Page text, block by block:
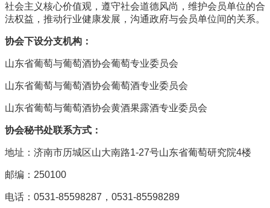
社会主义核心价值观，遵守社会道德风尚，维护会员单位的合
法权益，推动行业健康发展，沟通政府与会员单位间的关系。
协会下设分支机构：
山东省葡萄与葡萄酒协会葡萄专业委员会
山东省葡萄与葡萄酒协会葡萄酒专业委员会
山东省葡萄与葡萄酒协会黄酒果露酒专业委员会
协会秘书处联系方式：
地址：济南市历城区山大南路1-27号山东省葡萄研究院4楼
邮编：250100
电话：0531-85598287，0531-85598289